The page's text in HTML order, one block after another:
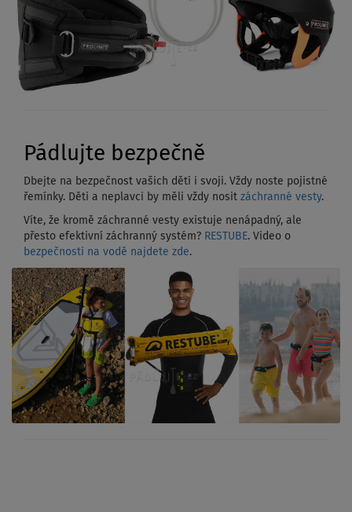
Pádlujte bezpečně
Dbejte na bezpečnost vašich dětí i svoji. Vždy noste pojistné
řemínky. Děti a neplavci by měli vždy nosit záchranné vesty.
Víte, že kromě záchranné vesty existuje nenápadný, ale
přesto efektivní záchranný systém? RESTUBE. Video o
bezpečnosti na vodě najdete zde.